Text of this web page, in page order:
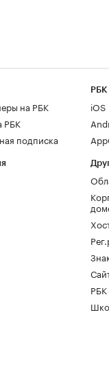
на РБК
РБК
подписка
РБК
iOS